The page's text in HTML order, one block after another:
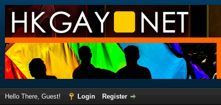
Hello There, Guest! Login
Register